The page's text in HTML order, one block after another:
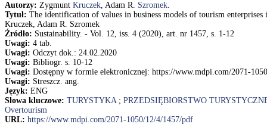
Autorzy: Zygmunt Kruczek, Adam R. Szromek.
Tytuł: The identification of values in business models of tourism
Kruczek, Adam R. Szromek
Źródło: Sustainability. - Vol. 12, iss. 4 (2020), art. nr 1457, s. 1-12
Uwagi: 4 tab.
Uwagi: Odczyt dok.: 24.02.2020
Uwagi: Bibliogr. s. 10-12
Uwagi: Dostępny w formie elektronicznej: https://www.mdpi.com/2071-
Uwagi: Streszcz. ang.
Język: ENG
Słowa kluczowe: TURYSTYKA; PRZEDSIĘBIORSTWO
Overtourism
URL: https://www.mdpi.com/2071-1050/12/4/1457/pdf